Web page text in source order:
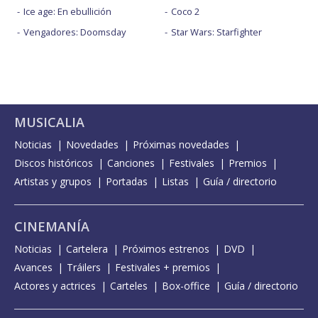
Ice age: En ebullición
Vengadores: Doomsday
Coco 2
Star Wars: Starfighter
MUSICALIA
Noticias Novedades
Próximas novedades
Discos históricos
Canciones Festivales
Premios
Artistas y grupos
Portadas Listas Guía / directorio
CINEMANÍA
Noticias Cartelera Próximos estrenos
DVD
Avances
Tráilers
Festivales + premios
Actores y actrices
Carteles Box-office Guía / directorio